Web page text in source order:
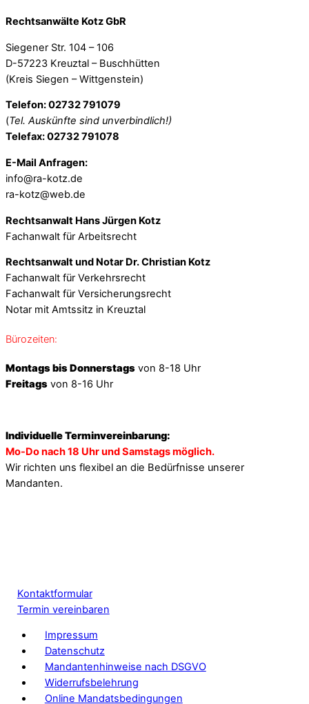
Rechtsanwälte Kotz GbR
Siegener Str. 104 – 106
D-57223 Kreuztal – Buschhütten
(Kreis Siegen – Wittgenstein)
Telefon: 02732 791079
(Tel. Auskünfte sind unverbindlich!)
Telefax: 02732 791078
E-Mail Anfragen:
info@ra-kotz.de
ra-kotz@web.de
Rechtsanwalt Hans Jürgen Kotz
Fachanwalt für Arbeitsrecht
Rechtsanwalt und Notar Dr. Christian Kotz
Fachanwalt für Verkehrsrecht
Fachanwalt für Versicherungsrecht
Notar mit Amtssitz in Kreuztal
Bürozeiten:
Montags bis Donnerstags von 8-18 Uhr
Freitags von 8-16 Uhr
Individuelle Terminvereinbarung:
Mo-Do nach 18 Uhr und Samstags möglich.
Wir richten uns flexibel an die Bedürfnisse unserer
Mandanten.
Kontaktformular
Termin vereinbaren
Impressum
Datenschutz
Mandantenhinweise nach DSGVO
Widerrufsbelehrung
Online Mandatsbedingungen